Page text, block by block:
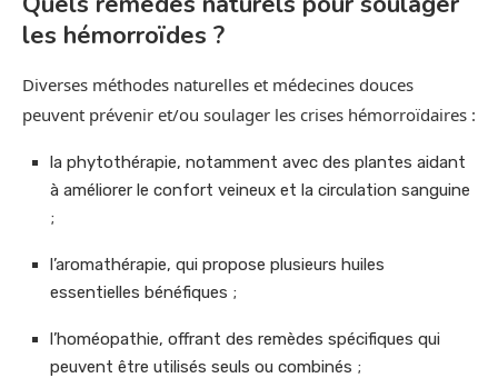
les hémorroïdes ?
Diverses méthodes naturelles et médecines douces
peuvent prévenir et/ou soulager les crises hémorroïdaires :
la phytothérapie, notamment avec des plantes aidant
à améliorer le confort veineux et la circulation sanguine
;
l’aromathérapie, qui propose plusieurs huiles
essentielles bénéfiques ;
l’homéopathie, offrant des remèdes spécifiques qui
peuvent être utilisés seuls ou combinés ;